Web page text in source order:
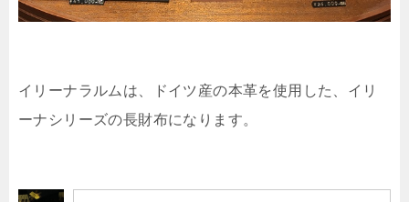
イリーナラルムは、ドイツ産の本革を使用した、イリ
ーナシリーズの長財布になります。